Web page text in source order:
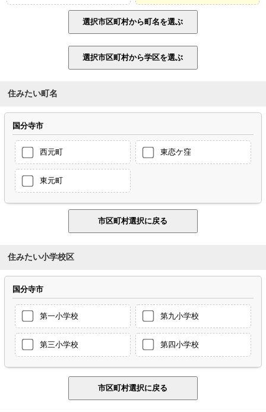
住みたい町名
国分寺市
西元町 東恋ケ窪
東元町
住みたい小学校区
国分寺市
第一小学校 第九小学校
第三小学校 第四小学校